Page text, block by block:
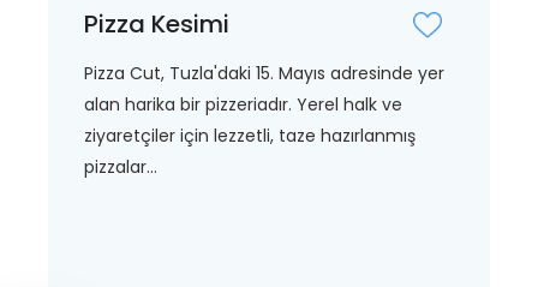
Pizza Kesimi
Pizza Cut, Tuzla'daki 15. Mayıs adresinde yer
alan harika bir pizzeriadır. Yerel halk ve
ziyaretçiler için lezzetli, taze hazırlanmış
pizzalar...